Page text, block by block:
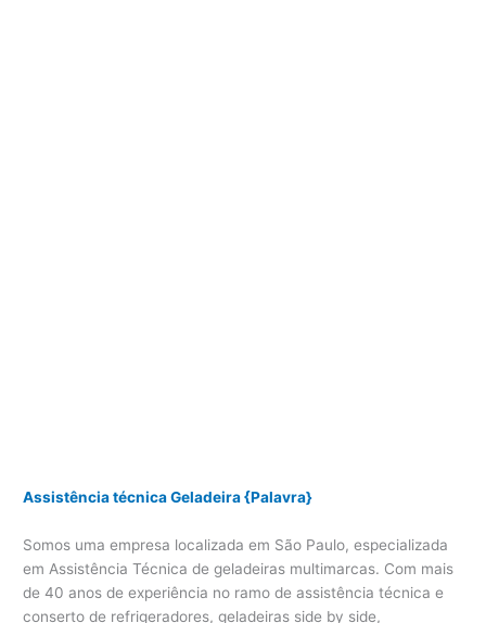
Assistência técnica Geladeira {Palavra}
Somos uma empresa localizada em São Paulo, especializada
em Assistência Técnica de geladeiras multimarcas. Com mais
de 40 anos de experiência no ramo de assistência técnica e
conserto de refrigeradores, geladeiras side by side,